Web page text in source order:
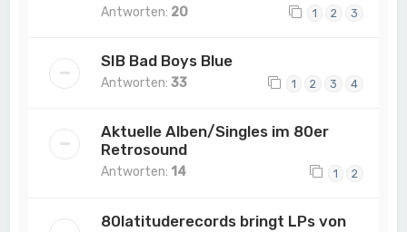
Antworten: 20 1 2 3
SIB Bad Boys Blue
Antworten:33 1 2 3 4
Aktuelle Alben/Singles im 80er
Retrosound
Antworten: 14 1 2
80latituderecords bringt LPs von